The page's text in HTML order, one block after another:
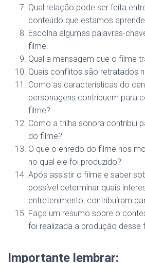
Qual relação pode ser feita
conteúdo que estamos
Escolha algumas palavras-
filme.
Qual a mensagem que o filme
Quais conflitos são retratados
Como as características do
personagens contribuem para
filme?
Como a trilha sonora contribui
do filme?
O que o enredo do filme nos
no qual ele foi produzido?
Após assistir o filme e saber
possível determinar quais
entretenimento, contribuíram
Faça um resumo sobre o
foi realizada a produção desse
Importante lembrar: